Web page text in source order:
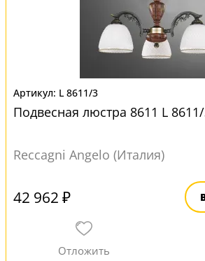
L 8611/3
Подвесная люстра 8611 L
Reccagni Angelo (Италия)
42 962 ₽